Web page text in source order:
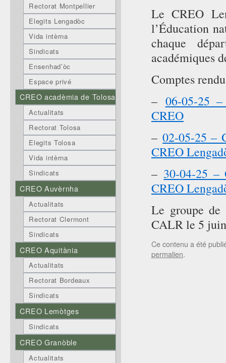
Le CREO
l’Éducation
chaque
académiques
Comptes
– 06-05-25
CREO
–02-05-25 –
CREO
– 30-04-25 –
CREO
Le groupe
CALR le 5
Ce contenu a été
permalien.
Rectorat Montpellier
Elegits Lengadòc
Vida intèrna
Sindicats
Ensenhad’òc
Espace privé
CREO acadèmia de Tolosa
Actualitats
Rectorat Tolosa
Elegits Tolosa
Vida intèrna
Sindicats
CREO Auvèrnha
Actualitats
Rectorat Clermont
Sindicats
CREO Aquitània
Actualitats
Rectorat Bordeaux
Sindicats
CREO Lemòtges
Sindicats
CREO Granòble
Actualitats